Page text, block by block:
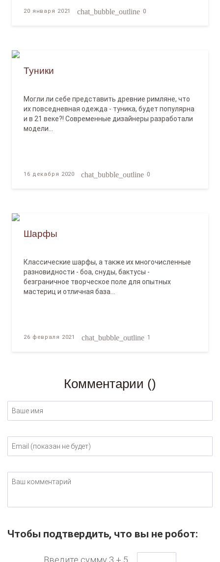
20 января 2021 chat_bubble_outline 0
Туники
Могли ли себе представить древние римляне, что
их повседневная одежда - туника, будет популярна
и в 21 веке?! Современные дизайнеры разработали
модели…
16 декабря 2020 chat_bubble_outline 0
Шарфы
Классические шарфы, а также их многочисленные
разновидности - боа, снуды, бактусы -
безграничное творческое поле для опытных
мастериц и отличная база…
26 февраля 2021 chat_bubble_outline 1
Комментарии ()
Ваше имя
Email (показан не будет)
Ваш комментарий
Чтобы подтвердить, что вы не робот:
Введите сумму 3 + 5